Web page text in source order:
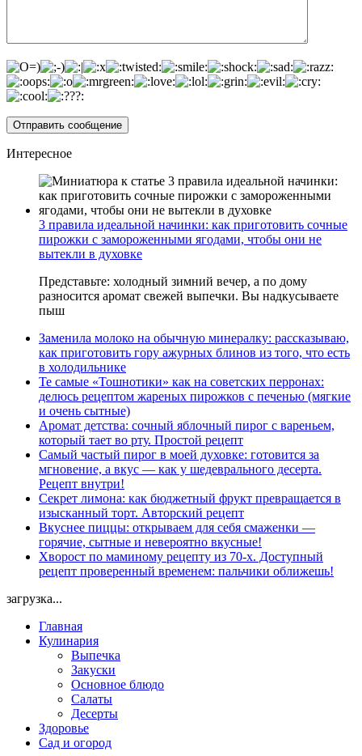
Интересное
3 правила идеальной начинки: как приготовить сочные
пирожки с замороженными ягодами, чтобы они не
вытекли в духовке
Представьте: холодный зимний вечер, а по дому
разносится аромат свежей выпечки. Вы надкусываете
пыш
Заменила молоко на обычную минералку: рассказываю,
как приготовить гору ажурных блинов из того, что есть
в холодильнике
Те самые «Тошнотики» как на советских перронах:
делюсь рецептом жареных пирожков с печенью (мягкие
и очень сытные)
Аромат детства: сочный яблочный пирог с вареньем,
который тает во рту. Простой рецепт
Самый частый пирог в моей духовке: готовится за
мгновение, а вкус — как у шедеврального десерта.
Рецепт внутри!
Секрет лимона: как бюджетный фрукт превращается в
изысканный торт. Авторский рецепт
Вкуснее пиццы: открываем для себя смаженки —
горячие, сытные и невероятно вкусные!
Хворост по маминому рецепту из 70-х. Доступный
рецепт проверенный временем: пальчики оближешь!
загрузка...
Главная
Кулинария
Выпечка
Закуски
Основное блюдо
Салаты
Десерты
Здоровье
Сад и огород